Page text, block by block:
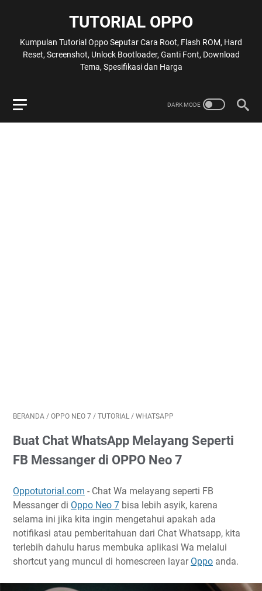
TUTORIAL OPPO
Kumpulan Tutorial Oppo Seputar Cara Root, Flash ROM, Hard
Reset, Screenshot, Unlock Bootloader, Ganti Font, Download
Tema, Spesifikasi dan Harga
BERANDA / OPPO NEO 7 / TUTORIAL / WHATSAPP
Buat Chat WhatsApp Melayang Seperti
FB Messanger di OPPO Neo 7
Oppotutorial.com - Chat Wa melayang seperti FB
Messanger di Oppo Neo 7 bisa lebih asyik, karena
selama ini jika kita ingin mengetahui apakah ada
notifikasi atau pemberitahuan dari Chat Whatsapp, kita
terlebih dahulu harus membuka aplikasi Wa melalui
shortcut yang muncul di homescreen layar Oppo anda.